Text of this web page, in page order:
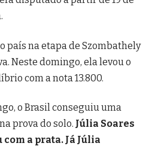
país na etapa de Szombathely
Neste domingo, ela levou o
com a nota 13.800.
o Brasil conseguiu uma
prova do solo. Júlia Soares
com a prata. Já Júlia